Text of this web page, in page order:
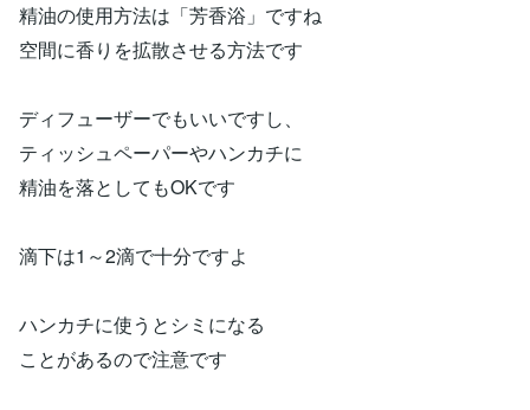
精油の使用方法は「芳香浴」ですね
空間に香りを拡散させる方法です
ディフューザーでもいいですし、
ティッシュペーパーやハンカチに
精油を落としてもOKです
滴下は1～2滴で十分ですよ
ハンカチに使うとシミになる
ことがあるので注意です